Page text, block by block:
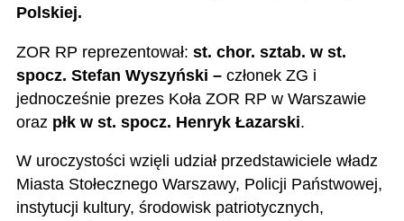
Polskiej.
ZOR RP reprezentował: st. chor. sztab. w st.
spocz. Stefan Wyszyński – członek ZG i
jednocześnie prezes Koła ZOR RP w Warszawie
oraz płk w st. spocz. Henryk Łazarski.
W uroczystości wzięli udział przedstawiciele władz
Miasta Stołecznego Warszawy, Policji Państwowej,
instytucji kultury, środowisk patriotycznych,